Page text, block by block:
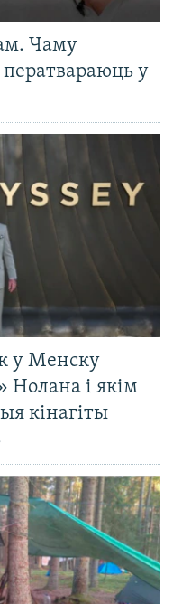
Чаму
у
у Менску
Нолана і якім
кінагіты